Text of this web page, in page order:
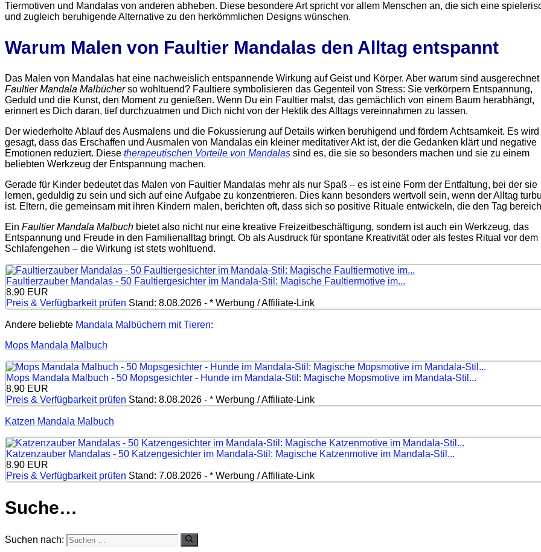
Tiermotiven und Mandalas von anderen abheben. Diese besondere Art spricht vor allem Menschen an, die sich eine
und zugleich beruhigende Alternative zu den herkömmlichen Designs wünschen.
Warum Malen von Faultier Mandalas den Alltag entspannt
Das Malen von Mandalas hat eine nachweislich entspannende Wirkung auf Geist und Körper. Aber warum sind ausgerechnet
Faultier Mandala Malbücherso wohltuend? Faultiere symbolisieren das Gegenteil von Stress: Sie verkörpern Entspannung,
Geduld und die Kunst, den Moment zu genießen. Wenn Du ein Faultier malst, das gemächlich von einem Baum herabhängt,
erinnert es Dich daran, tief durchzuatmen und Dich nicht von der Hektik des Alltags vereinnahmen zu lassen.
Der wiederholte Ablauf des Ausmalens und die Fokussierung auf Details wirken beruhigend und fördern Achtsamkeit. Es wird
gesagt, dass das Erschaffen und Ausmalen von Mandalas ein kleiner meditativer Akt ist, der die Gedanken klärt und negative
Emotionen reduziert. Diese therapeutischen Vorteile von Mandalas sind es, die sie so besonders machen und sie zu einem
beliebten Werkzeug der Entspannung machen.
Gerade für Kinder bedeutet das Malen von Faultier Mandalas mehr als nur Spaß – es ist eine Form der Entfaltung, bei der sie
lernen, geduldig zu sein und sich auf eine Aufgabe zu konzentrieren. Dies kann besonders wertvoll sein, wenn der Alltag
ist. Eltern, die gemeinsam mit ihren Kindern malen, berichten oft, dass sich so positive Rituale entwickeln, die den Tag
Ein Faultier Mandala Malbuch bietet also nicht nur eine kreative Freizeitbeschäftigung, sondern ist auch ein Werkzeug, das
Entspannung und Freude in den Familienalltag bringt. Ob als Ausdruck für spontane Kreativität oder als festes Ritual vor dem
Schlafengehen – die Wirkung ist stets wohltuend.
Faultierzauber Mandalas - 50 Faultiergesichter im Mandala-Stil: Magische Faultiermotive im...
8,90 EUR
Preis & Verfügbarkeit prüfen Stand: 8.08.2026 - * Werbung / Affiliate-Link
Andere beliebte Mandala Malbüchern mit Tieren:
Mops Mandala Malbuch
Mops Mandala Malbuch - 50 Mopsgesichter - Hunde im Mandala-Stil: Magische Mopsmotive im Mandala-Stil...
8,90 EUR
Preis & Verfügbarkeit prüfen Stand: 8.08.2026 - * Werbung / Affiliate-Link
Katzen Mandala Malbuch
Katzenzauber Mandalas - 50 Katzengesichter im Mandala-Stil: Magische Katzenmotive im Mandala-Stil...
8,90 EUR
Preis & Verfügbarkeit prüfen Stand: 7.08.2026 - * Werbung / Affiliate-Link
Suche…
Suchen nach: